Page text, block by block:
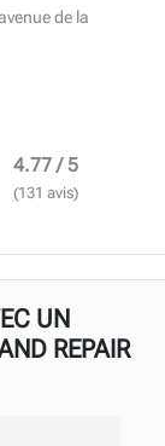
de la
4.77 / 5
(131 avis)
UN
REPAIR